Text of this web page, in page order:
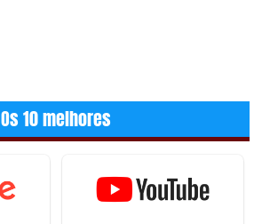
Os 10 melhores